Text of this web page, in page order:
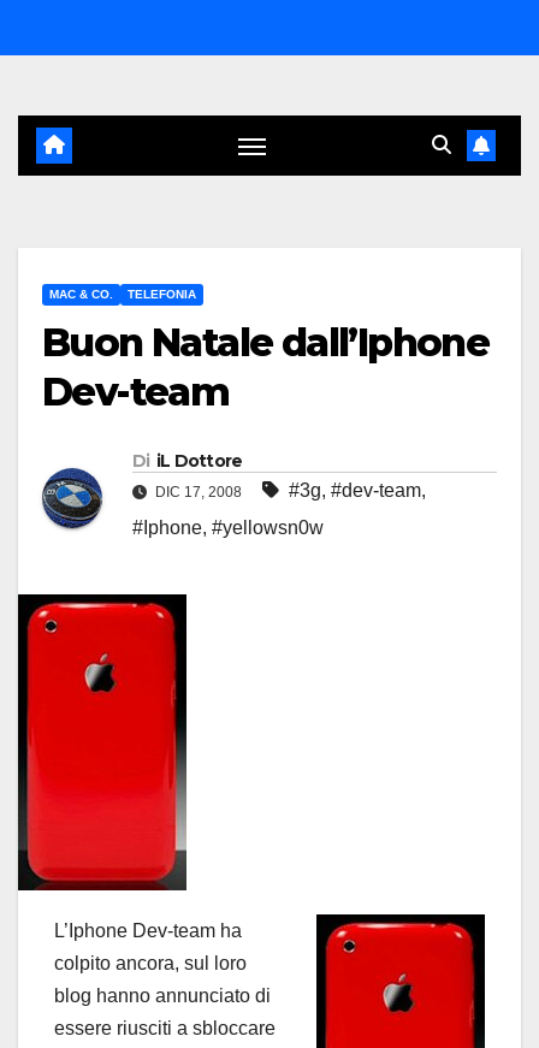
al
MAC & CO. TELEFONIA
Buon Natale dall’Iphone
Dev-team
Di iL Dottore
DIC 17, 2008 #3g, #dev-team,
#Iphone, #yellowsn0w
L’Iphone Dev-team ha
colpito ancora, sul loro
blog hanno annunciato di
essere riusciti a sbloccare